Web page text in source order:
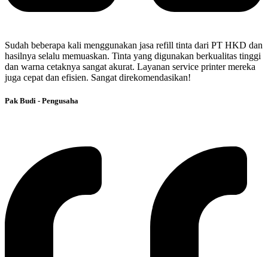
Sudah beberapa kali menggunakan jasa refill tinta dari PT HKD dan
hasilnya selalu memuaskan. Tinta yang digunakan berkualitas tinggi
dan warna cetaknya sangat akurat. Layanan service printer mereka
juga cepat dan efisien. Sangat direkomendasikan!
Pak Budi - Pengusaha